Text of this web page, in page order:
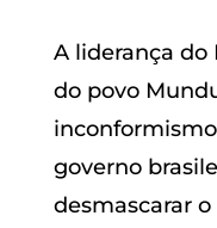
A liderança do
do povo
governo
desmascarar